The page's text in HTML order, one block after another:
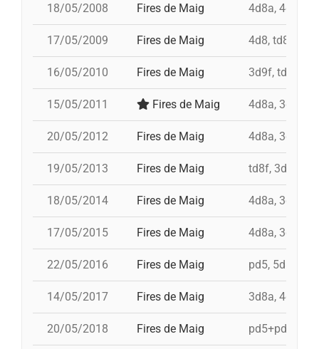
18/05/2008 Fires de Maig 4d8a, 4d9fc,
17/05/2009 Fires de Maig 4d8, td8f,
16/05/2010 Fires de Maig 3d9f, td8f,
15/05/2011 Fires de Maig 4d8a, 3d9f,
20/05/2012 Fires de Maig 4d8a, 3d9f,
19/05/2013 Fires de Maig td8f, 3d9f,
18/05/2014 Fires de Maig 4d8a, 3d9f,
17/05/2015 Fires de Maig 4d8a, 3d9f,
22/05/2016 Fires de Maig pd5, 5d8,
14/05/2017 Fires de Maig 3d8a, 4d9f,
20/05/2018 Fires de Maig pd5+pd5c,